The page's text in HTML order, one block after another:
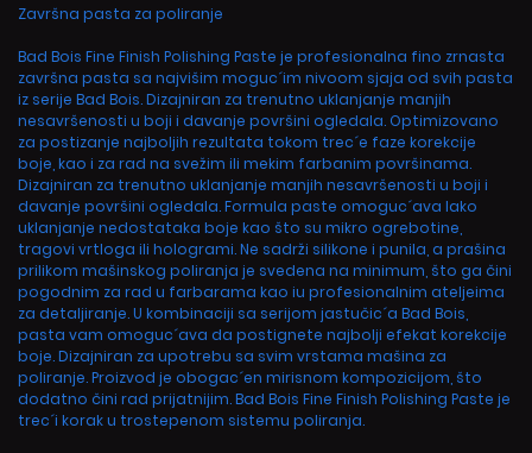
Završna pasta za poliranje
Bad Bois Fine Finish Polishing Paste je profesionalna fino zrnasta
završna pasta sa najvišim moguc´im nivoom sjaja od svih pasta
iz serije Bad Bois. Dizajniran za trenutno uklanjanje manjih
nesavršenosti u boji i davanje površini ogledala. Optimizovano
za postizanje najboljih rezultata tokom trec´e faze korekcije
boje, kao i za rad na svežim ili mekim farbanim površinama.
Dizajniran za trenutno uklanjanje manjih nesavršenosti u boji i
davanje površini ogledala. Formula paste omoguc´ava lako
uklanjanje nedostataka boje kao što su mikro ogrebotine,
tragovi vrtloga ili hologrami. Ne sadrži silikone i punila, a prašina
prilikom mašinskog poliranja je svedena na minimum, što ga čini
pogodnim za rad u farbarama kao iu profesionalnim ateljeima
za detaljiranje. U kombinaciji sa serijom jastučic´a Bad Bois,
pasta vam omoguc´ava da postignete najbolji efekat korekcije
boje. Dizajniran za upotrebu sa svim vrstama mašina za
poliranje. Proizvod je obogac´en mirisnom kompozicijom, što
dodatno čini rad prijatnijim. Bad Bois Fine Finish Polishing Paste je
trec´i korak u trostepenom sistemu poliranja.